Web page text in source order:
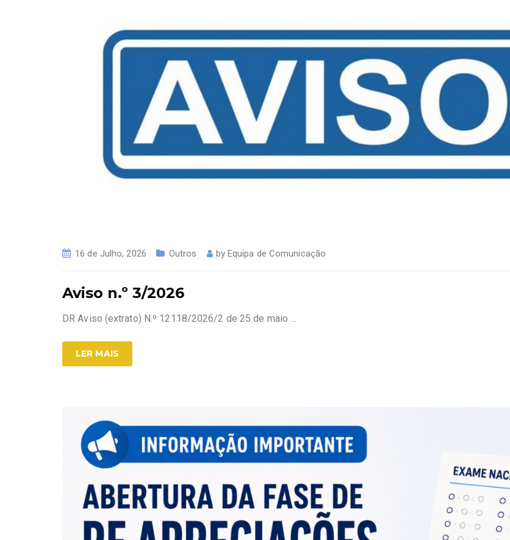
16 de Julho, 2026 Outros by Equipa de Comunicação
Aviso n.º 3/2026
DR Aviso (extrato) N.º 12118/2026/2 de 25 de maio …
LER MAIS